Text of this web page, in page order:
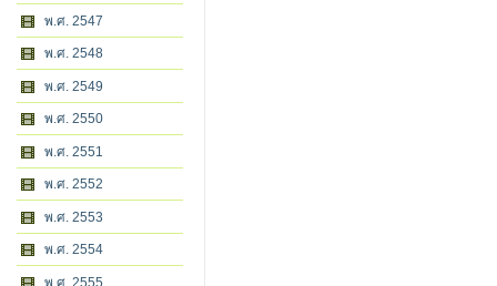
พ.ศ. 2547
พ.ศ. 2548
พ.ศ. 2549
พ.ศ. 2550
พ.ศ. 2551
พ.ศ. 2552
พ.ศ. 2553
พ.ศ. 2554
พ.ศ. 2555